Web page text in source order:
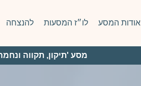
אודות המסע לו״ז המסעות להנצחה
מסע 'תיקון, תקווה